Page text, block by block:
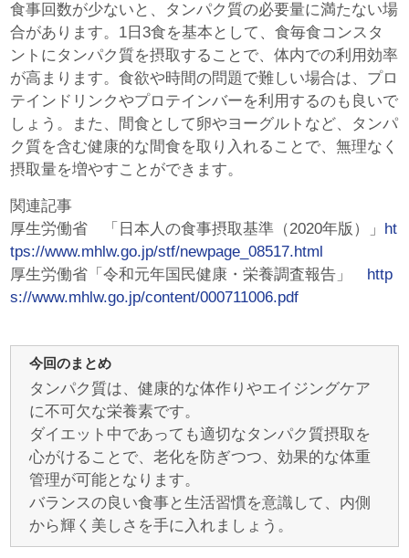
食事回数が少ないと、タンパク質の必要量に満たない場
合があります。1日3食を基本として、食毎食コンスタ
ントにタンパク質を摂取することで、体内での利用効率
が高まります。食欲や時間の問題で難しい場合は、プロ
テインドリンクやプロテインバーを利用するのも良いで
しょう。また、間食として卵やヨーグルトなど、タンパ
ク質を含む健康的な間食を取り入れることで、無理なく
摂取量を増やすことができます。
関連記事
厚生労働省 「日本人の食事摂取基準（2020年版）」 ht
tps://www.mhlw.go.jp/stf/newpage_08517.html
厚生労働省「令和元年国民健康・栄養調査報告」 http
s://www.mhlw.go.jp/content/000711006.pdf
今回のまとめ
タンパク質は、健康的な体作りやエイジングケア
に不可欠な栄養素です。
ダイエット中であっても適切なタンパク質摂取を
心がけることで、老化を防ぎつつ、効果的な体重
管理が可能となります。
バランスの良い食事と生活習慣を意識して、内側
から輝く美しさを手に入れましょう。